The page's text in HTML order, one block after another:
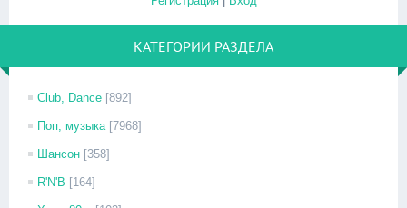
КАТЕГОРИИ РАЗДЕЛА
Club, Dance [892]
Поп, музыка [7968]
Шансон [358]
R'N'B [164]